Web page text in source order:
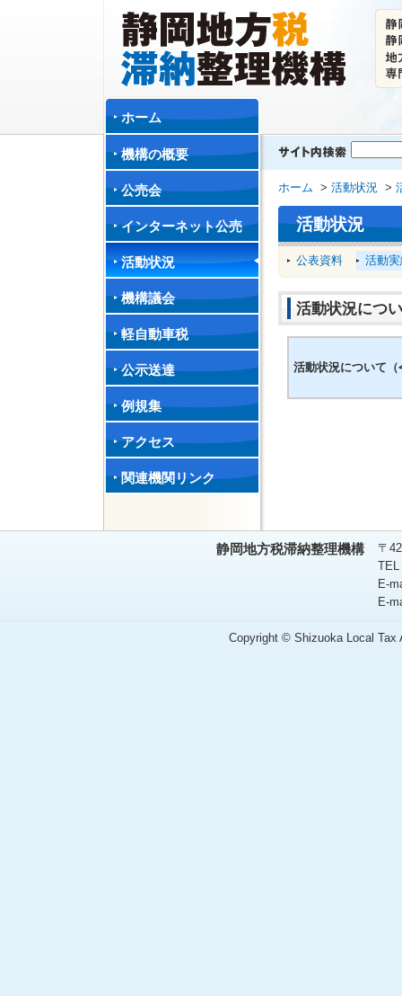
ホーム
機構の概要
公売会
インターネット公売
活動状況
機構議会
軽自動車税
公示送達
例規集
アクセス
関連機関リンク
ホーム > 活動状況 >
活動状況
公表資料 活動
活動状況につ
活動状況について
静岡地方税滞納整理機構
〒
TEL
E-
E-
Copyright © Shizuoka Local Tax